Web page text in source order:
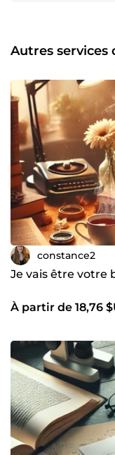
Autres services
constance2
Je vais être votre
À partir de 18,76